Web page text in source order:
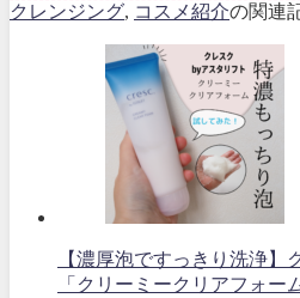
クレンジング, コスメ紹介の関連
【濃厚泡ですっきり洗浄】
「クリーミークリアフォー